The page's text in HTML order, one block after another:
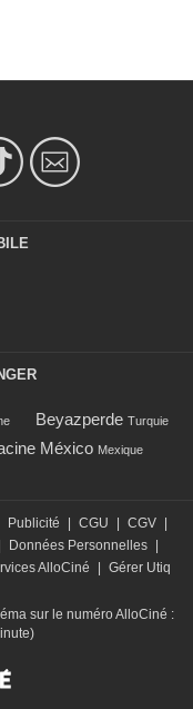
Beyazperde Turquie
México Mexique
Publicité CGU CGV
Données Personnelles
AlloCiné
Gérer Utiq
sur le numéro AlloCiné :